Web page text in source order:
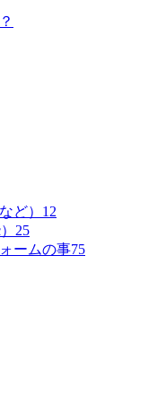
ど） 12
25
ームの事75